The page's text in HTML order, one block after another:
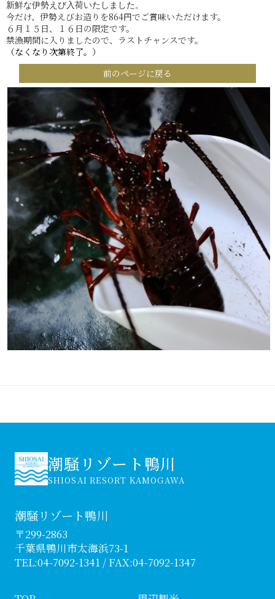
新鮮な伊勢えび入荷いたしました。
今だけ、伊勢えびお造りを864円でご賞味いただけます。
６月１５日、１６日の限定です。
​禁漁期間に入りましたので、ラストチャンスです。
（なくなり次第終了。）
前のページに戻る
潮騒リゾート鴨川
SHIOSAI RESORT KAMOGAWA
潮騒リゾート鴨川
〒299-2863
千葉県鴨川市太海浜73-1
TEL:04-7092-1341/ FAX:04-7092-1347